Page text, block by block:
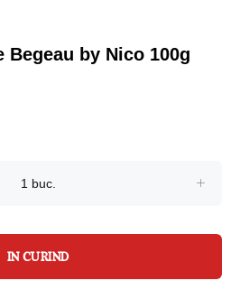
Begeau by Nico 100g
IN CURIND